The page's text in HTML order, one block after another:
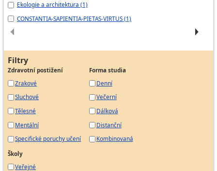
Ekologie a architektura (1)
CONSTANTIA-SAPIENTIA-PIETAS-VIRTUS (1)
Filtry
Zdravotní postižení
Zrakové
Sluchové
Tělesné
Mentální
Specifické poruchy učení
Forma studia
Denní
Večerní
Dálková
Distanční
Kombinovaná
Školy
Veřejné